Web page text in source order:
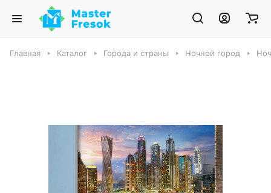
Главная Каталог Города и страны Ночной город